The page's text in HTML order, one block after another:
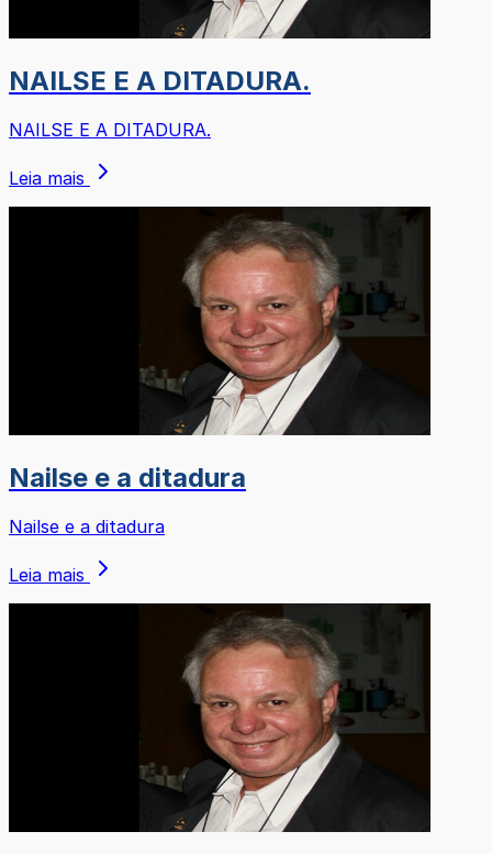
NAILSE E A DITADURA.
NAILSE E A DITADURA.
Leia mais
Nailse e a ditadura
Nailse e a ditadura
Leia mais